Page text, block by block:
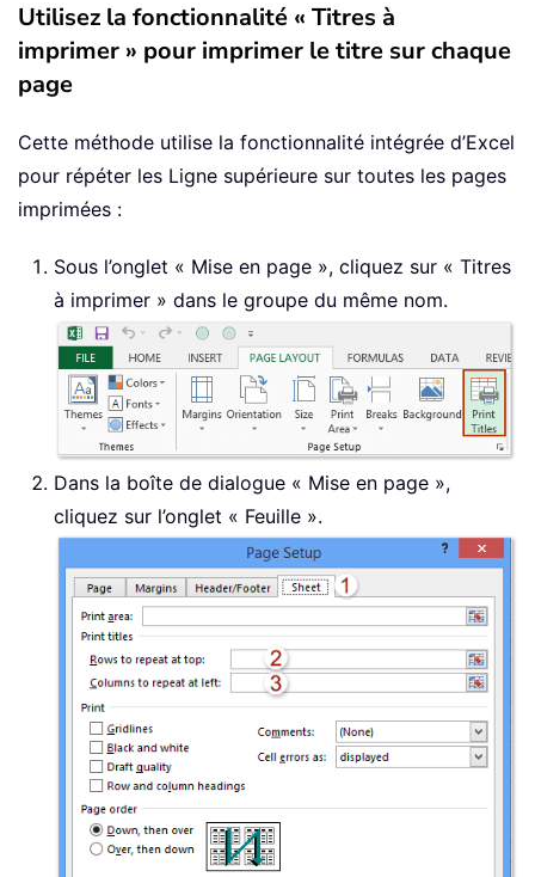
Utilisez la fonctionnalité « Titres à
imprimer » pour imprimer le titre sur chaque
page
Cette méthode utilise la fonctionnalité intégrée d’Excel
pour répéter les Ligne supérieure sur toutes les pages
imprimées :
Sous l’onglet « Mise en page », cliquez sur « Titres
à imprimer » dans le groupe du même nom.
Dans la boîte de dialogue « Mise en page »,
cliquez sur l’onglet « Feuille ».